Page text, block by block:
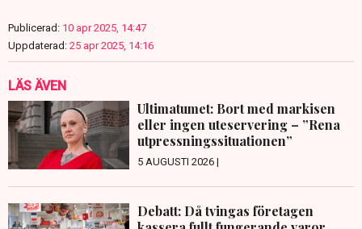
Publicerad: 10 apr 2025, 14:47
Uppdaterad: 25 apr 2025, 14:16
LÄS ÄVEN
Ultimatumet: Bort med markisen
eller ingen uteservering – ”Rena
utpressningssituationen”
5 AUGUSTI 2026 |
Debatt: Då tvingas företagen